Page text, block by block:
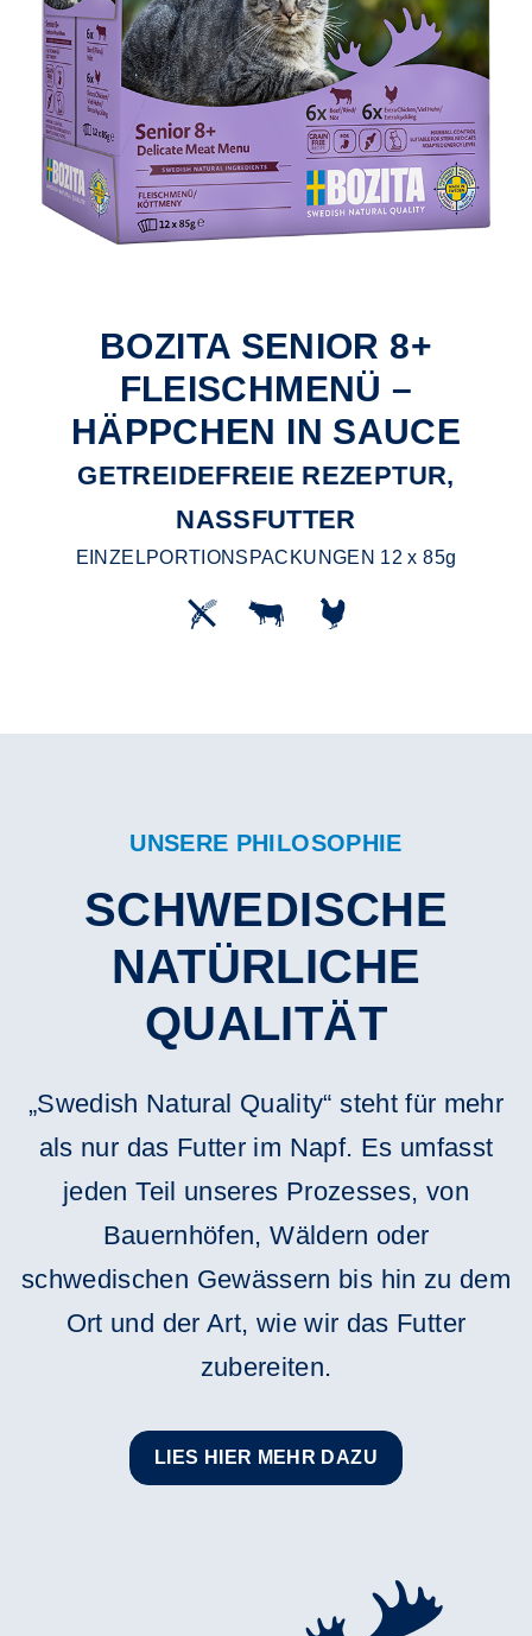
BOZITA SENIOR 8+
FLEISCHMENÜ –
HÄPPCHEN IN SAUCE
GETREIDEFREIE REZEPTUR,
NASSFUTTER
EINZELPORTIONSPACKUNGEN 12 x 85g
UNSERE PHILOSOPHIE
SCHWEDISCHE
NATÜRLICHE
QUALITÄT
„Swedish Natural Quality“ steht für mehr
als nur das Futter im Napf. Es umfasst
jeden Teil unseres Prozesses, von
Bauernhöfen, Wäldern oder
schwedischen Gewässern bis hin zu dem
Ort und der Art, wie wir das Futter
zubereiten.
LIES HIER MEHR DAZU